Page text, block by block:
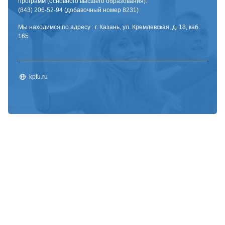
(843) 206-52-94 (добавочный номер 8231)
Мы находимся по адресу : г. Казань, ул. Кремлевская, д. 18, каб.
165
kpfu.ru